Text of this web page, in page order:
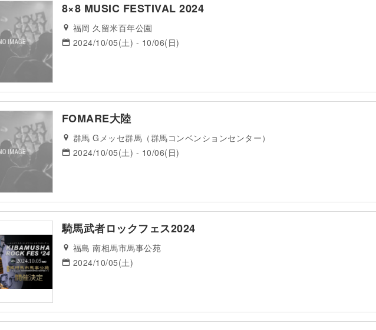
8×8 MUSIC FESTIVAL 2024
福岡 久留米百年公園
2024/10/05(土) - 10/06(日)
FOMARE大陸
群馬 Gメッセ群馬（群馬コンベンションセンター）
2024/10/05(土) - 10/06(日)
騎馬武者ロックフェス2024
福島 南相馬市馬事公苑
2024/10/05(土)